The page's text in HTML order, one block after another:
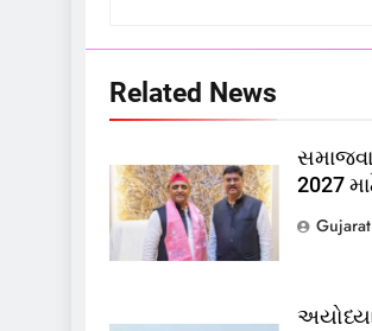
Related News
2027
6
પાસપોર્ટ
પ્રક્રિયા
GUJARAT TOP
7
નોંધણી
TOP